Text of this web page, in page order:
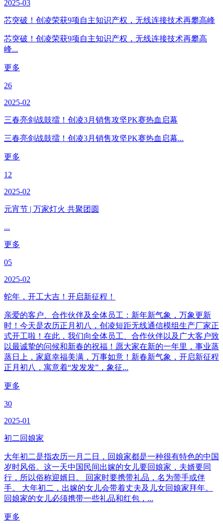
2025-03
芯突破！创凌荣获9项自主知识产权，无线连接技术再攀高峰
芯突破！创凌荣获9项自主知识产权，无线连接技术再攀高
峰...
更多
26
2025-02
三春亮剑战鼓擂！创凌3月销售攻坚PK赛热血启幕
三春亮剑战鼓擂！创凌3月销售攻坚PK赛热血启幕...
更多
12
2025-02
元宵节 | 万家灯火 共聚团圆
...
更多
05
2025-02
蛇年，开工大吉！开启新征程！
亲爱的客户、合作伙伴及全体员工：新年新气象，万象更新
时！今天是农历正月初八，创凌短距无线通信模组生产厂家正
式开工啦！在此，我们向全体员工、合作伙伴以及广大客户致
以最诚挚的问候和新春的祝福！愿大家在新的一年里，事业蒸
蒸日上，家庭幸福美满，万事如意！新春新气象，开启新征程
正月初八，寓意着“发发发”，象征...
更多
30
2025-01
初二回娘家
大年初二是指农历一月二日，回娘家都是一种很有特色的中国
岁时风俗。这一天中国民间出嫁的女儿要回娘家，夫婿要同
行，所以俗称迎婿日。 回家时要携带礼品，名为带手或伴
手。 大年初二，出嫁的女儿会带着丈夫及儿女回娘家拜年。
回娘家的女儿必须携带一些礼品和红包，...
更多